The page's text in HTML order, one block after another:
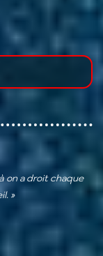
on a droit chaque
»